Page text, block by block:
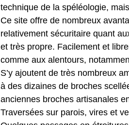
technique de la spéléologie,
Ce site offre de nombreux
relativement sécuritaire quant
et très propre. Facilement et
comme aux alentours,
S’y ajoutent de très nombreux
à des dizaines de broches
anciennes broches artisanales
Traversées sur parois, vires et